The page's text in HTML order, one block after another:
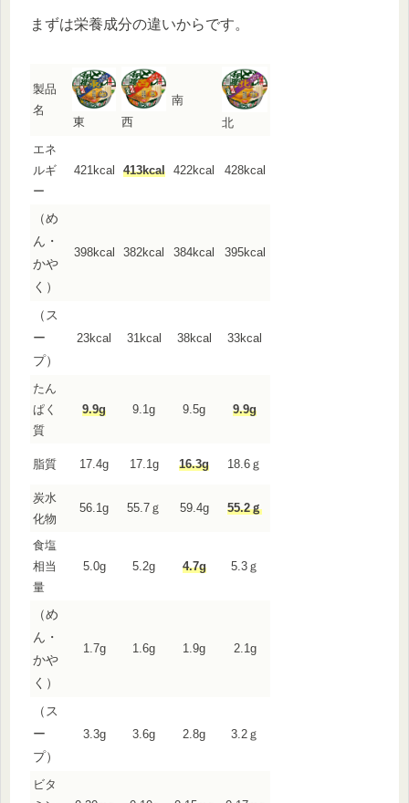
まずは栄養成分の違いからです。
製品
名
東
西
南
北
エネ
ルギ
ー
421kcal 413kcal 422kcal 428kcal
（め
ん・
かや
く）
398kcal 382kcal 384kcal 395kcal
（ス
ー
プ）
23kcal 31kcal 38kcal 33kcal
たん
ぱく
質
9.9g 9.1g 9.5g 9.9g
脂質 17.4g 17.1g 16.3g 18.6ｇ
炭水
化物
56.1g 55.7ｇ 59.4g 55.2ｇ
食塩
相当
量
5.0g 5.2g 4.7g 5.3ｇ
（め
ん・
かや
く）
1.7g 1.6g 1.9g 2.1g
（ス
ー
プ）
3.3g 3.6g 2.8g 3.2ｇ
ビタ